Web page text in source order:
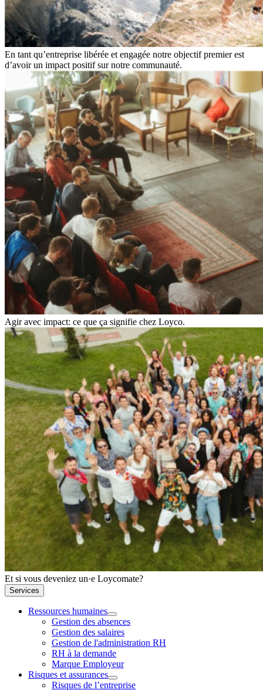
En tant qu’entreprise libérée et engagée notre objectif premier est
d’avoir un impact positif sur notre communauté.
Agir avec impact: ce que ça signifie chez Loyco.
Et si vous deveniez un·e Loycomate?
Services
Ressources humaines
Gestion des absences
Gestion des salaires
Gestion de l'administration RH
RH à la demande
Marque Employeur
Risques et assurances
Risques de l’entreprise